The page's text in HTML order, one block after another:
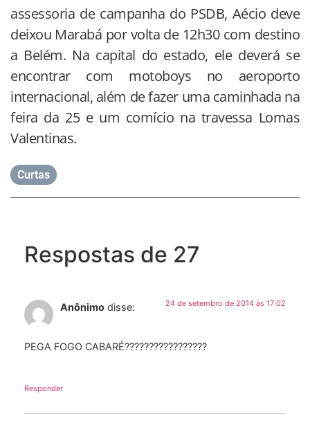
assessoria de campanha do PSDB, Aécio deve
deixou Marabá por volta de 12h30 com destino
a Belém. Na capital do estado, ele deverá se
encontrar com motoboys no aeroporto
internacional, além de fazer uma caminhada na
feira da 25 e um comício na travessa Lomas
Valentinas.
Curtas
Respostas de 27
Anônimo disse: 24 de setembro de 2014 às 17:02
PEGA FOGO CABARÉ?????????????????
Responder